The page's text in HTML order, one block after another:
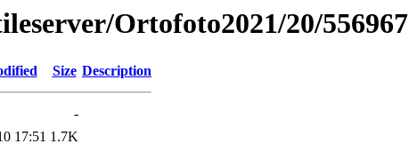
Ortofoto2021/20/556967
Size Description
-
17:51 1.7K